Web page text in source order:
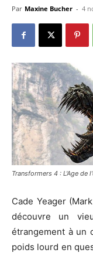
Par Maxine Bucher - 4
Transformers 4 : L'Age de
Cade Yeager
découvre un
étrangement à un
poids lourd en